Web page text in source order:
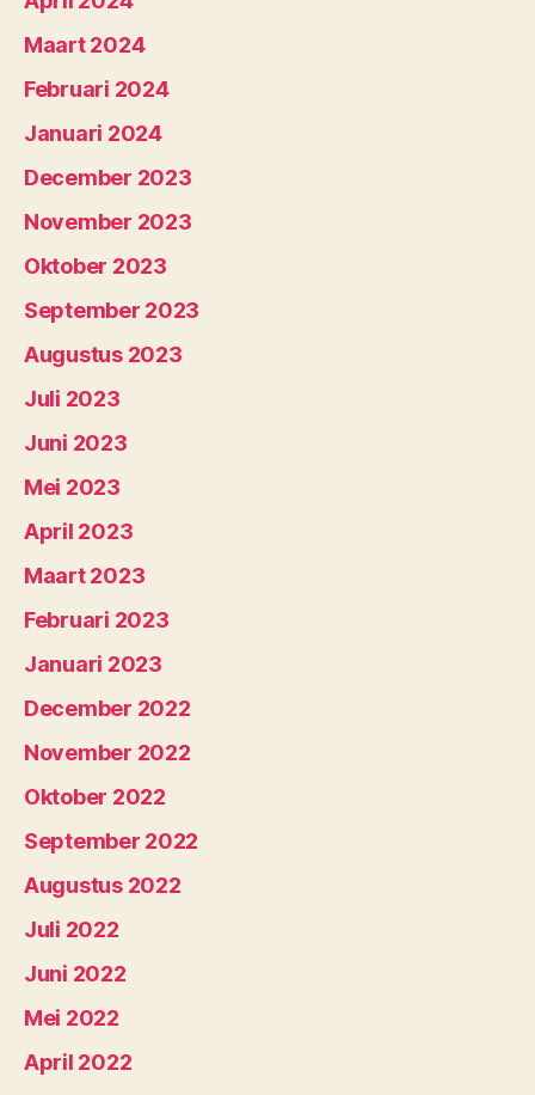
Maart 2024
Februari 2024
Januari 2024
December 2023
November 2023
Oktober 2023
September 2023
Augustus 2023
Juli 2023
Juni 2023
Mei 2023
April 2023
Maart 2023
Februari 2023
Januari 2023
December 2022
November 2022
Oktober 2022
September 2022
Augustus 2022
Juli 2022
Juni 2022
Mei 2022
April 2022